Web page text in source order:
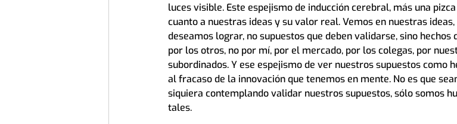
luces visible. Este espejismo de inducción cerebral, más una
cuanto a nuestras ideas y su valor real. Vemos en nuestras
deseamos lograr, no supuestos que deben validarse, sino
por los otros, no por mí, por el mercado, por los colegas, por
subordinados. Y ese espejismo de ver nuestros supuestos como
al fracaso de la innovación que tenemos en mente. No es que
siquiera contemplando validar nuestros supuestos, sólo somos
tales.